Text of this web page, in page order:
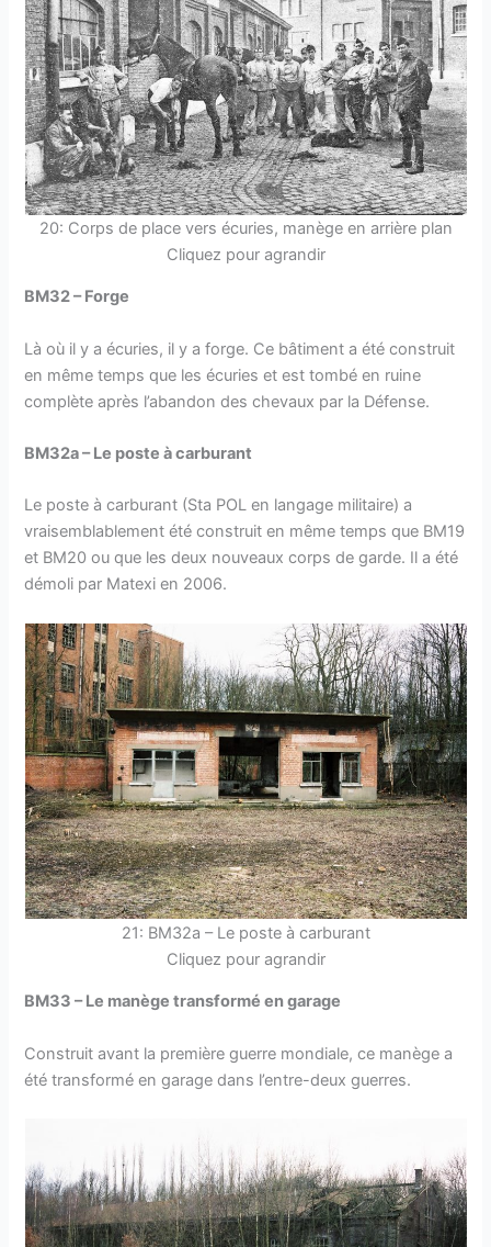
20: Corps de place vers écuries, manège en arrière plan
Cliquez pour agrandir
BM32 – Forge
Là où il y a écuries, il y a forge. Ce bâtiment a été construit
en même temps que les écuries et est tombé en ruine
complète après l’abandon des chevaux par la Défense.
BM32a – Le poste à carburant
Le poste à carburant (Sta POL en langage militaire) a
vraisemblablement été construit en même temps que BM19
et BM20 ou que les deux nouveaux corps de garde. Il a été
démoli par Matexi en 2006.
21: BM32a – Le poste à carburant
Cliquez pour agrandir
BM33 – Le manège transformé en garage
Construit avant la première guerre mondiale, ce manège a
été transformé en garage dans l’entre-deux guerres.